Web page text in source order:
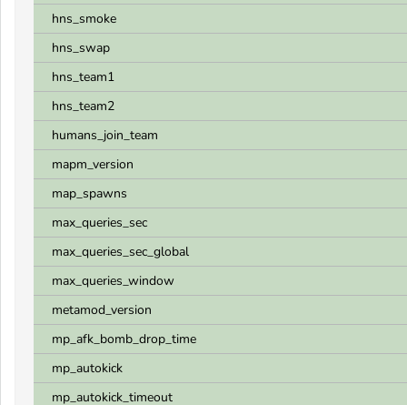
hns_smoke
hns_swap
hns_team1
hns_team2
humans_join_team
mapm_version
map_spawns
max_queries_sec
max_queries_sec_global
max_queries_window
metamod_version
mp_afk_bomb_drop_time
mp_autokick
mp_autokick_timeout